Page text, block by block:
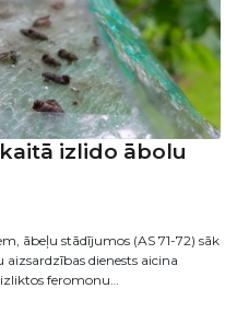
izlido ābolu
ābeļu stādījumos (AS 71-72) sāk
dienests aicina
feromonu…